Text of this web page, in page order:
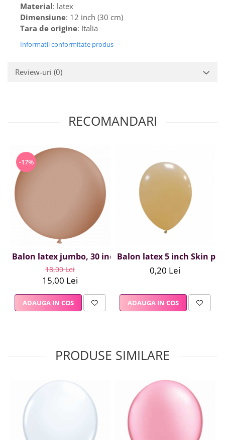
Material: latex
Dimensiune: 12 inch (30 cm)
Tara de origine: Italia
Informatii conformitate produs
Review-uri (0)
RECOMANDARI
-17%
Balon latex jumbo, 30 inch, skin pastel
18,00 Lei
15,00 Lei
ADAUGA IN COS
Balon latex 5 inch Skin
0,20 Lei
ADAUGA IN COS
PRODUSE SIMILARE